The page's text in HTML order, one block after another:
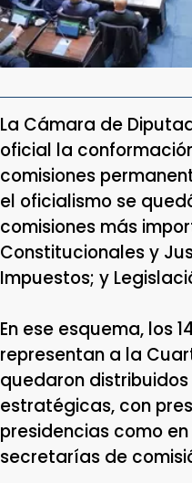
La Cámara de
oficial la
comisiones
el oficialismo se
comisiones más
Constitucionales y
Impuestos; y
En ese esquema, los
representan a la
quedaron
estratégicas, con
presidencias como
secretarías de